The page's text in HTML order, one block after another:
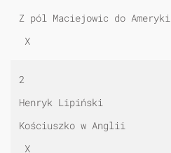
Z pól Maciejowic do Ameryki
X
2
Henryk Lipiński
Kościuszko w Anglii
X